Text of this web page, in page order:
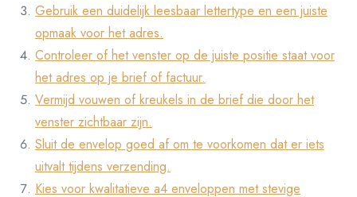
Gebruik een duidelijk leesbaar lettertype en een juiste
opmaak voor het adres.
Controleer of het venster op de juiste positie staat voor
het adres op je brief of factuur.
Vermijd vouwen of kreukels in de brief die door het
venster zichtbaar zijn.
Sluit de envelop goed af om te voorkomen dat er iets
uitvalt tijdens verzending.
Kies voor kwalitatieve a4 enveloppen met stevige